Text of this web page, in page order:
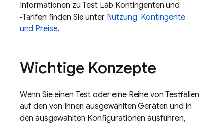
Informationen zu Test Lab Kontingenten und
‑Tarifen finden Sie unter Nutzung, Kontingente
und Preise.
Wichtige Konzepte
Wenn Sie einen Test oder eine Reihe von Testfällen
auf den von Ihnen ausgewählten Geräten und in
den ausgewählten Konfigurationen ausführen,